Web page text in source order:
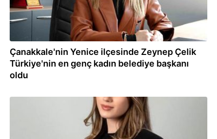
Çanakkale'nin Yenice ilçesinde Zeynep Çelik
Türkiye'nin en genç kadın belediye başkanı
oldu